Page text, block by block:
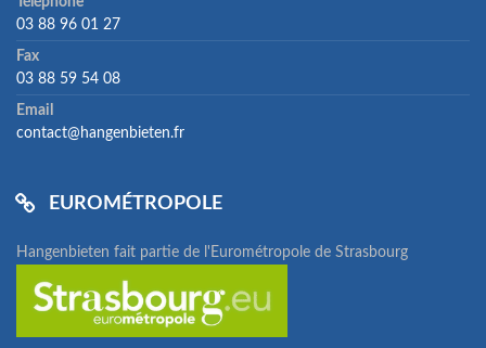
03 88 96 01 27
Fax
03 88 59 54 08
Email
contact@hangenbieten.fr
EUROMÉTROPOLE
Hangenbieten fait partie de l'Eurométropole de Strasbourg